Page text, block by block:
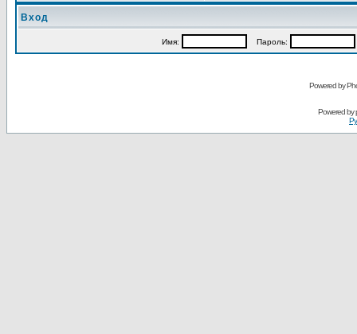
Вход
Имя: Пароль:
Powered by
Powered by